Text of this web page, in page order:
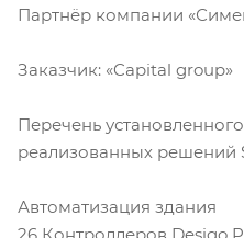
Партнёр компании
Заказчик: «Capital group»
Перечень
реализованных решений
Автоматизация здания